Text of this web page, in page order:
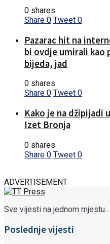
0 shares
Share 0 Tweet 0
Pazarac hit na
bi ovdje umirali kao
bijeda, jad
0 shares
Share 0 Tweet 0
Kako je na džipijadi
Izet Bronja
0 shares
Share 0 Tweet 0
ADVERTISEMENT
Sve vijesti na jednom mjestu...
Poslednje vijesti